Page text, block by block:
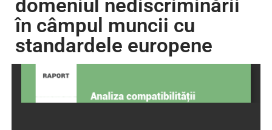
domeniul nediscriminării
în câmpul muncii cu
standardele europene